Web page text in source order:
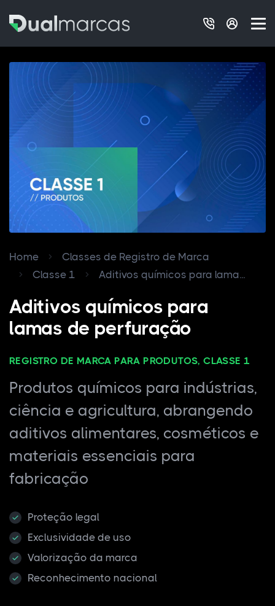
Home
Classes de Registro de Marca
Classe 1
Aditivos químicos para lama...
Aditivos químicos para
lamas de perfuração
REGISTRO DE MARCA PARA PRODUTOS, CLASSE 1
Produtos químicos para indústrias,
ciência e agricultura, abrangendo
aditivos alimentares, cosméticos e
materiais essenciais para
fabricação
Proteção legal
Exclusividade de uso
Valorização da marca
Reconhecimento nacional